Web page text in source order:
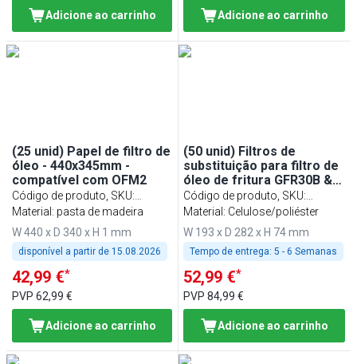
Adicione ao carrinho Adicione ao carrinho
(25 unid) Papel de filtro de
óleo - 440x345mm -
compatível com OFM2
Código de produto, SKU:
OFPM25
Material: pasta de madeira
W 440 x D 340 x H 1 mm
disponível a partir de 15.08.2026
42,99 €*
PVP 62,99 €
Adicione ao carrinho
(50 unid) Filtros de
substituição para filtro de
óleo de fritura GFR30B &
GFR30E
Código de produto, SKU:
FGFR30
Material: Celulose/poliéster
W 193 x D 282 x H 74 mm
Tempo de entrega: 5 - 6 Semanas
52,99 €*
PVP84,99 €
Adicione ao carrinho